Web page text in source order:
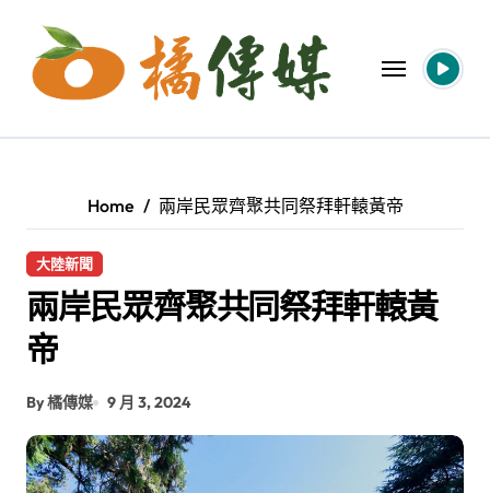
content
Home 兩岸民眾齊聚共同祭拜軒轅黃帝
大陸新聞
兩岸民眾齊聚共同祭拜軒轅黃
帝
By 橘傳媒 9 月 3, 2024